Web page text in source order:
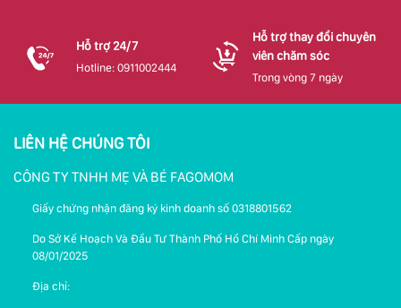
Hỗ trợ 24/7
Hotline: 0911002444
Hỗ trợ thay đổi chuyên
viên chăm sóc
Trong vòng 7 ngày
LIÊN HỆ CHÚNG TÔI
CÔNG TY TNHH MẸ VÀ BÉ FAGOMOM
Giấy chứng nhận đăng ký kinh doanh số 0318801562
Do Sở Kế Hoạch Và Đầu Tư Thành Phố Hồ Chí Minh Cấp ngày
08/01/2025
Địa chỉ: